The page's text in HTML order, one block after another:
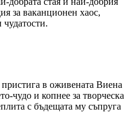
за ваканционен хаос,
в оживената Виена
чудо и копнее за творческа
с бъдещата му съпруга